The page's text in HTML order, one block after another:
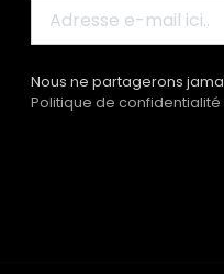
Nous ne partagerons
Politique de confidentialité